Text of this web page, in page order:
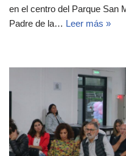
en el centro del Parque San
Padre de la… Leer más »